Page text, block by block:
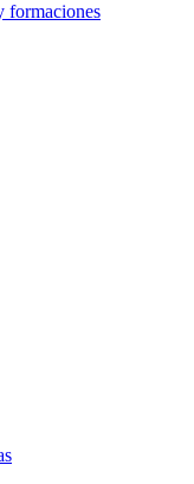
formaciones